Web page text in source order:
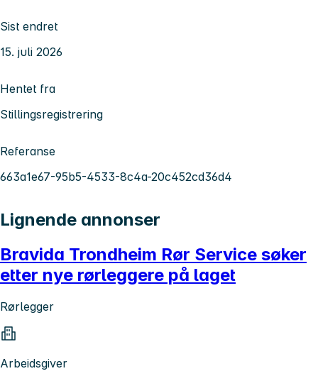
Sist endret
15. juli 2026
Hentet fra
Stillingsregistrering
Referanse
663a1e67-95b5-4533-8c4a-20c452cd36d4
Lignende annonser
Bravida Trondheim Rør Service søker
etter nye rørleggere på laget
Rørlegger
Arbeidsgiver